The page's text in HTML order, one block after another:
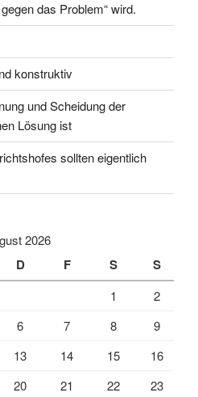
das Problem“ wird.
konstruktiv
und Scheidung der
Lösung ist
sollten eigentlich
2026
D F S S
1
2
6 7 8
9
13 14 15
16
20 21 22
23